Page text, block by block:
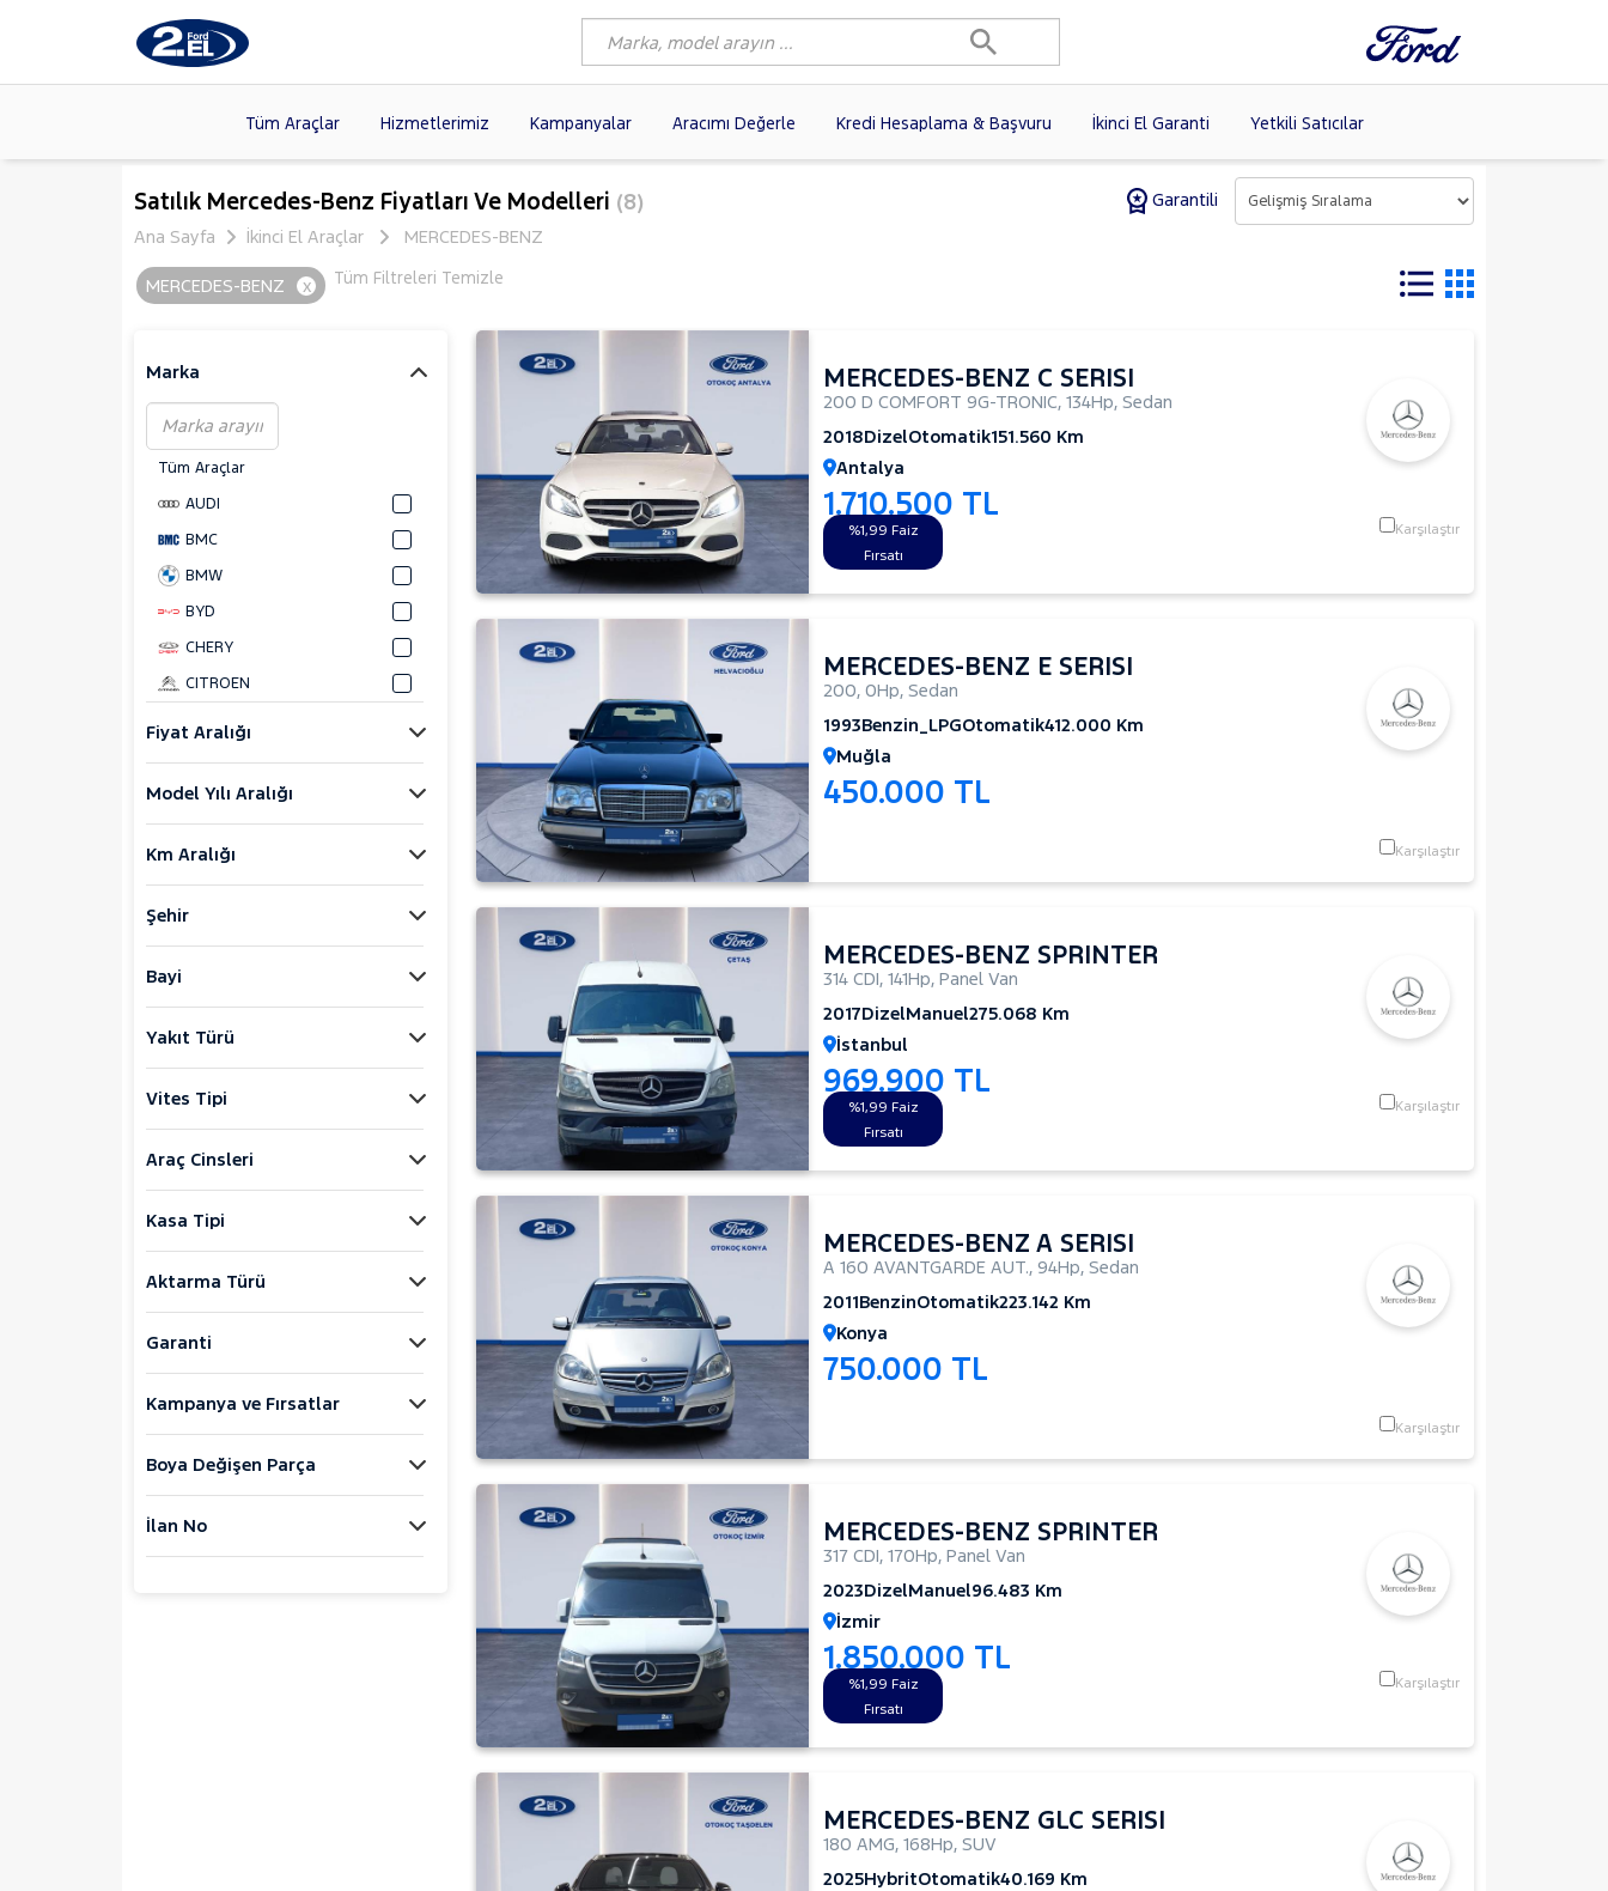
Tüm Araçlar Hizmetlerimiz Kampanyalar Aracımı Değerle Kredi Hesaplama & Başvuru İkinci El Garanti Yetkili Satıcılar
Markalar >
Modeller >
Kasalar
FORD(891)
VOLKSWAGEN
CITROEN
SKODA
Satılık Mercedes-Benz Fiyatları Ve Modelleri (8)
Garantili
Ana Sayfa
İkinci El Araçlar MERCEDES-BENZ
Tüm Filtreleri Temizle
MERCEDES-BENZ x
Marka
Tüm Araçlar
AUDI
BMC
BMW
BYD
CHERY
CITROEN
DAIHATSU
FIAT
FORD
ISUZU
Iveco
KIA
LANCIA
MAN
MERCEDES-BENZ
A SERISI
E SERISI
GLC SERISI
SPRINTER
Fiyat Aralığı
Model Yılı Aralığı
Km Aralığı
Şehir
Bayi
Yakıt Türü
Vites Tipi
Araç Cinsleri
Kasa Tipi
Aktarma Türü
Garanti
Kampanya ve Fırsatlar
Boya Değişen Parça
İlan No
MERCEDES-BENZ C SERISI
200 D COMFORT 9G-TRONIC, 134Hp, Sedan
2018DizelOtomatik151.560 Km
Antalya
1.710.500 TL
%1,99 Faiz
Fırsatı
Karşılaştır
MERCEDES-BENZ E SERISI
200, 0Hp, Sedan
1993Benzin_LPGOtomatik412.000 Km
Muğla
450.000 TL
Karşılaştır
MERCEDES-BENZ SPRINTER
314 CDI, 141Hp, Panel Van
2017DizelManuel275.068 Km
İstanbul
969.900 TL
%1,99 Faiz
Fırsatı
Karşılaştır
MERCEDES-BENZ A SERISI
A 160 AVANTGARDE AUT., 94Hp, Sedan
2011BenzinOtomatik223.142 Km
Konya
750.000 TL
Karşılaştır
MERCEDES-BENZ SPRINTER
317 CDI, 170Hp, Panel Van
2023DizelManuel96.483 Km
İzmir
1.850.000 TL
%1,99 Faiz
Fırsatı
Karşılaştır
MERCEDES-BENZ GLC SERISI
180 AMG, 168Hp, SUV
2025HybritOtomatik40.169 Km